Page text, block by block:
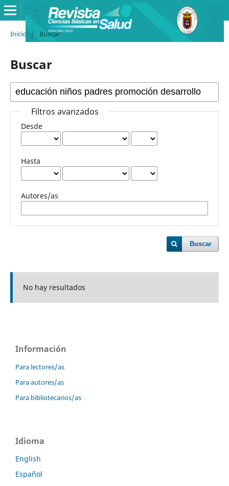
Inicio / Buscar
Buscar
Filtros avanzados
Desde
Hasta
Autores/as
Buscar
No hay resultados
Información
Para lectores/as
Para autores/as
Para bibliotecarios/as
Idioma
English
Español